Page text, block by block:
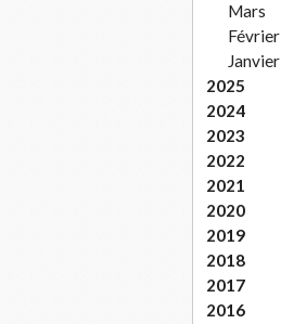
Mars
Février
Janvier
2025
2024
2023
2022
2021
2020
2019
2018
2017
2016